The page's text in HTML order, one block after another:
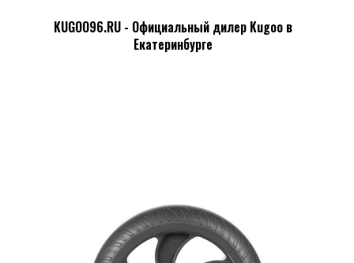
KUGOO96.RU - Официальный дилер Kugoo в
Екатеринбурге